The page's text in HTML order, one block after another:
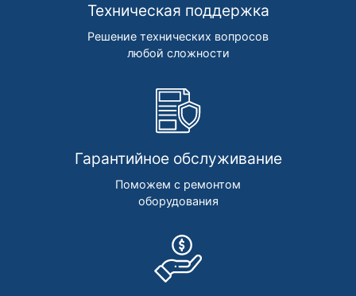
Техническая поддержка
Решение технических вопросов
любой сложности
Гарантийное обслуживание
Поможем с ремонтом
оборудования